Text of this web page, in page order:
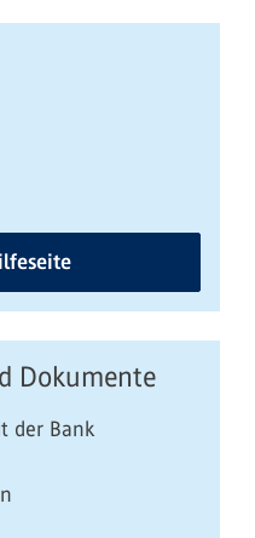
Dokumente
der Bank